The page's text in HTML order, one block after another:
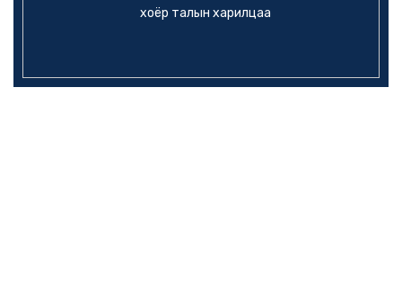
хоёр талын харилцаа